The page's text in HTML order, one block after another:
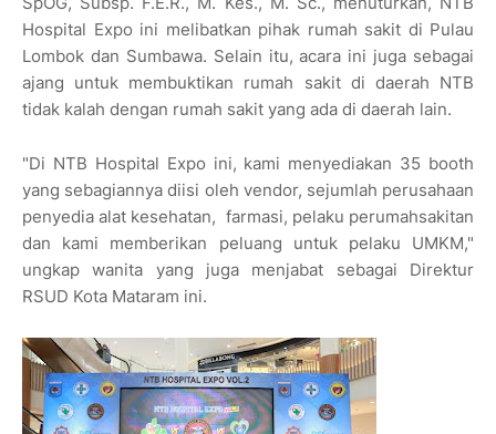
Hospital Expo ini melibatkan pihak rumah sakit di Pulau
Lombok dan Sumbawa. Selain itu, acara ini juga sebagai
ajang untuk membuktikan rumah sakit di daerah NTB
tidak kalah dengan rumah sakit yang ada di daerah lain.
"Di NTB Hospital Expo ini, kami menyediakan 35 booth
yang sebagiannya diisi oleh vendor, sejumlah perusahaan
penyedia alat kesehatan, farmasi, pelaku perumahsakitan
dan kami memberikan peluang untuk pelaku UMKM,"
ungkap wanita yang juga menjabat sebagai Direktur
RSUD Kota Mataram ini.